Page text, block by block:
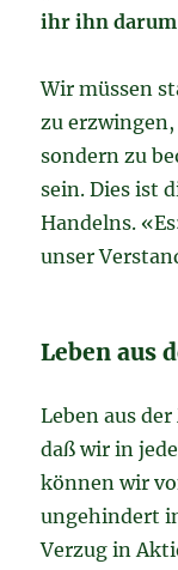
ihr ihn
Wir müssen
zu
sondern zu
sein. Dies ist
Handelns.
unser
Leben aus
Leben aus
daß wir in
können wir
ungehindert
Verzug in